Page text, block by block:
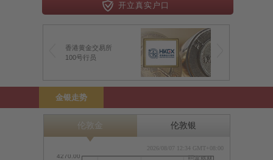
开立真实户口
香港黄金交易所
100号行员
金银走势